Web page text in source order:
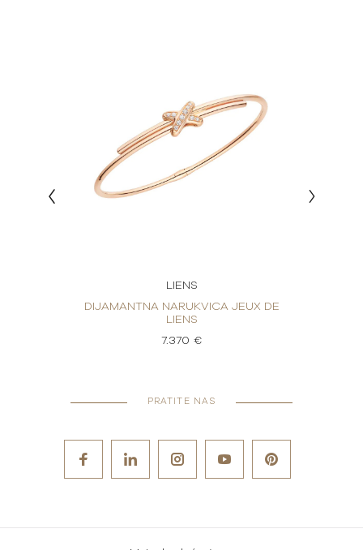
LIENS
DIJAMANTNA NARUKVICA JEUX DE
LIENS
7.370 €
PRATITE NAS